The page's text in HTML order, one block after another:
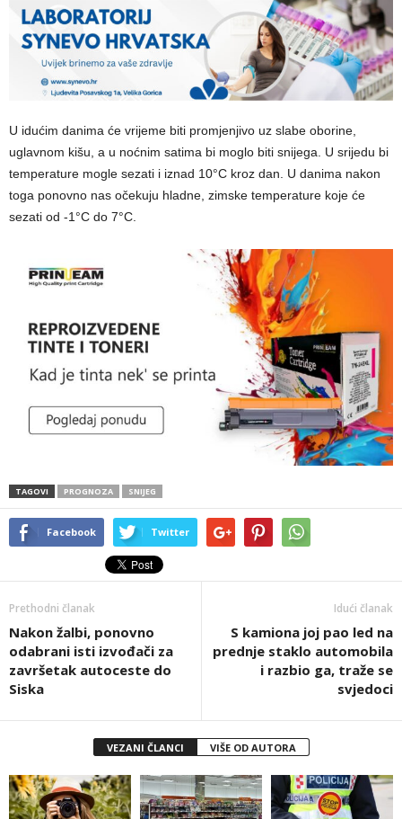
U idućim danima će vrijeme biti promjenjivo uz slabe oborine,
uglavnom kišu, a u noćnim satima bi moglo biti snijega. U srijedu bi
temperature mogle sezati i iznad 10°C kroz dan. U danima nakon
toga ponovno nas očekuju hladne, zimske temperature koje će
sezati od -1°C do 7°C.
TAGOVI PROGNOZA SNIJEG
Facebook Twitter
Prethodni članak
Nakon žalbi, ponovno
odabrani isti izvođači za
završetak autoceste do
Siska
Idući članak
S kamiona joj pao led na
prednje staklo automobila
i razbio ga, traže se
svjedoci
VEZANI ČLANCI VIŠE OD AUTORA